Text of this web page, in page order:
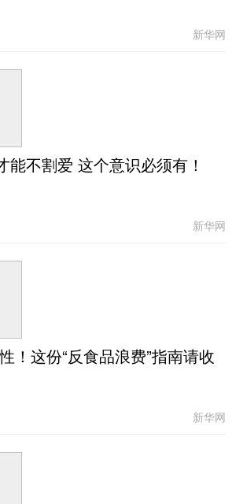
新华网
能不割爱 这个意识必须有！
新华网
！这份“反食品浪费”指南请收
新华网